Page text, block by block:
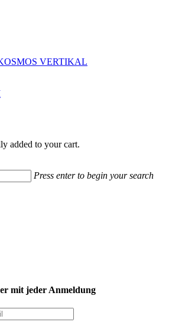
VERTIKAL
added to your cart.
Press enter to begin your search
mit jeder Anmeldung